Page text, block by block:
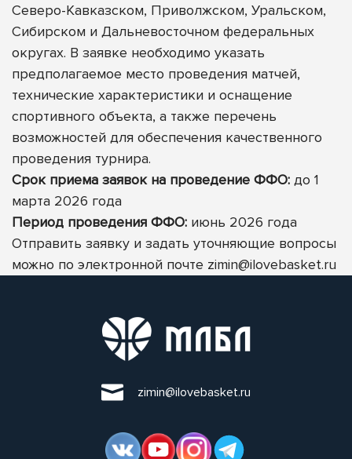
Северо-Кавказском, Приволжском, Уральском,
Сибирском и Дальневосточном федеральных
округах. В заявке необходимо указать
предполагаемое место проведения матчей,
технические характеристики и оснащение
спортивного объекта, а также перечень
возможностей для обеспечения качественного
проведения турнира.
Срок приема заявок на проведение ФФО: до 1
марта 2026 года
Период проведения ФФО: июнь 2026 года
Отправить заявку и задать уточняющие вопросы
можно по электронной почте zimin@ilovebasket.ru
zimin@ilovebasket.ru